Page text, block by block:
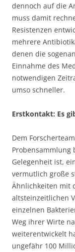
dennoch auf die
muss damit
Resistenzen
mehrere
denen die
Einnahme des
notwendigen
umso schneller.
Erstkontakt: Es
Dem
Probensammlung
Gelegenheit ist,
vermutlich große
Ähnlichkeiten mit
altsteinzeitlichen
einzelnen
Weg ihrer Wirte
weiterentwickelt
ungefähr 100